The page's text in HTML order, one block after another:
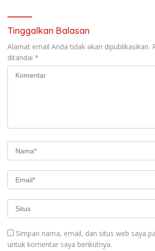
Tinggalkan Balasan
Alamat email Anda tidak akan dipublikasikan.
ditandai *
Simpan nama, email, dan situs web saya
untuk komentar saya berikutnya.